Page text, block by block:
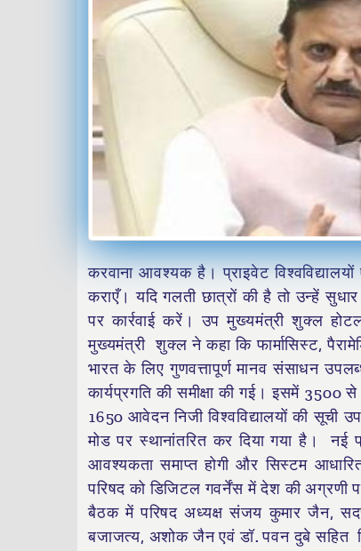
करवाना आवश्यक है। प्राइवेट विश्वविद्यालयों
कराएँ। यदि गलती छात्रों की है तो उन्हें
पर कार्रवाई करें। उप मुख्यमंत्री शुक्ल
मुख्यमंत्री शुक्ल ने कहा कि फार्मासिस्ट,
भारत के लिए गुणवत्तापूर्ण मानव संसाधन
कार्यप्रगति की समीक्षा की गई। इसमें
1650 आवेदन निजी विश्वविद्यालयों की सूची
मोड पर स्थानांतरित कर दिया गया है। नई
आवश्यकता समाप्त होगी और सिस्टम
परिषद को डिजिटल गवर्नेंस में देश की अग्रणी
बैठक में परिषद अध्यक्ष संजय कुमार जैन,
बजाजत्य, अशोक जैन एवं डॉ. पवन दुबे सहित